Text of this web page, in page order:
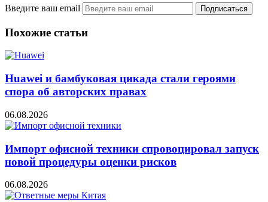
Введите ваш email
Похожие статьи
Huawei и бамбуковая цикада стали героями
спора об авторских правах
06.08.2026
Импорт офисной техники спровоцировал запуск
новой процедуры оценки рисков
06.08.2026